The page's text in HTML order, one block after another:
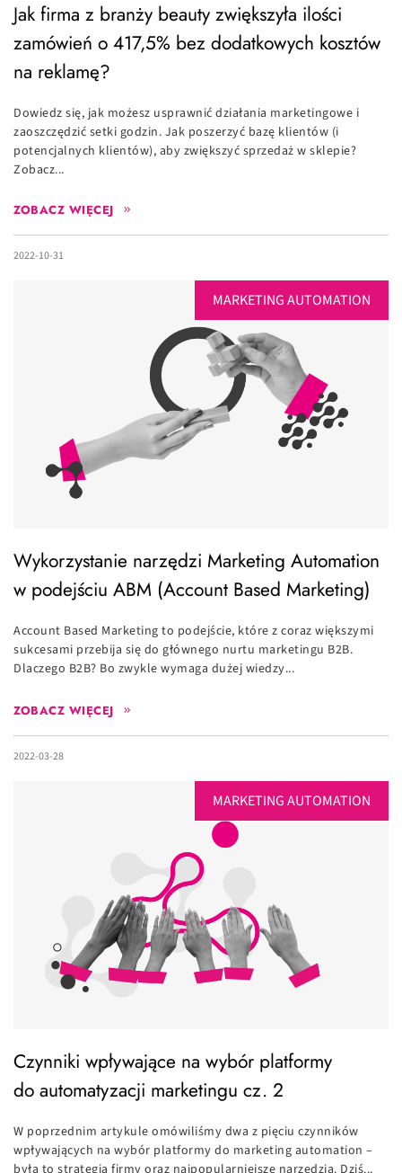
Jak firma z branży beauty zwiększyła ilości
zamówień o 417,5% bez dodatkowych kosztów
na reklamę?
Dowiedz się, jak możesz usprawnić działania marketingowe i
zaoszczędzić setki godzin. Jak poszerzyć bazę klientów (i
potencjalnych klientów), aby zwiększyć sprzedaż w sklepie?
Zobacz...
ZOBACZ WIĘCEJ
2022-10-31
MARKETING AUTOMATION
Wykorzystanie narzędzi Marketing Automation
w podejściu ABM (Account Based Marketing)
Account Based Marketing to podejście, które z coraz większymi
sukcesami przebija się do głównego nurtu marketingu B2B.
Dlaczego B2B? Bo zwykle wymaga dużej wiedzy...
ZOBACZ WIĘCEJ
2022-03-28
MARKETING AUTOMATION
Czynniki wpływające na wybór platformy
do automatyzacji marketingu cz. 2
W poprzednim artykule omówiliśmy dwa z pięciu czynników
wpływających na wybór platformy do marketing automation –